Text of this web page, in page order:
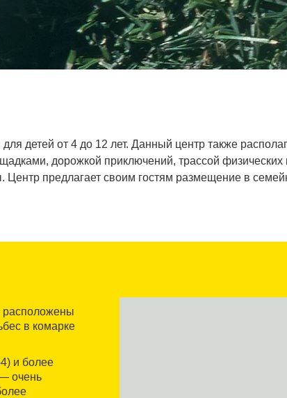
детей от 4 до 12 лет. Данный центр также
дорожкой приключений, трассой
предлагает своим гостям размещение в
расположены
в комарке
и более
очень